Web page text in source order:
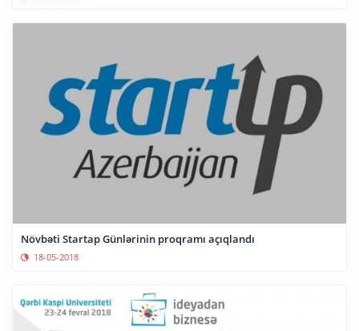
Növbəti Startap Günlərinin proqramı açıqlandı
18-05-2018